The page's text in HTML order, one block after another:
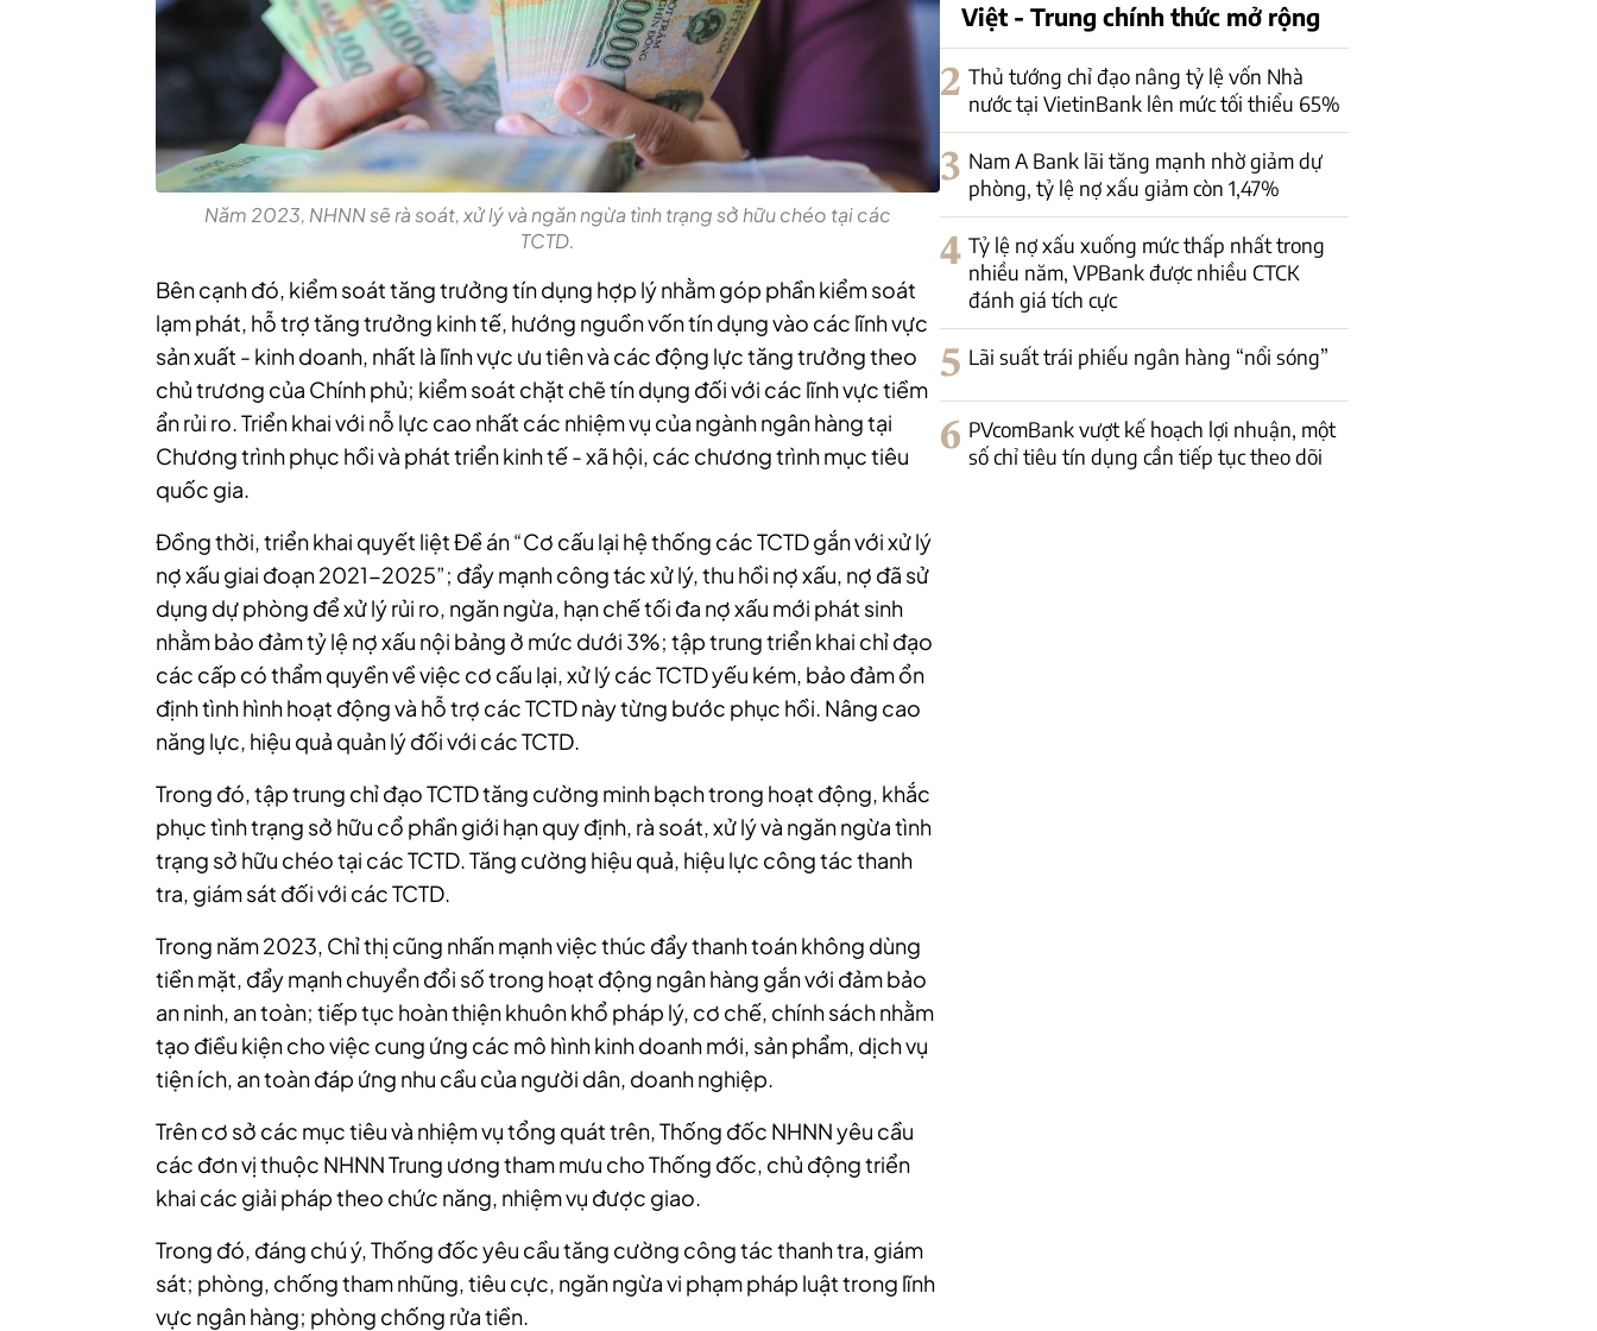
Năm 2023, NHNN sẽ rà soát, xử lý và ngăn ngừa tình trạng sở hữu chéo tại các
TCTD.
Bên cạnh đó, kiểm soát tăng trưởng tín dụng hợp lý nhằm góp phần kiểm soát
lạm phát, hỗ trợ tăng trưởng kinh tế, hướng nguồn vốn tín dụng vào các lĩnh vực
sản xuất - kinh doanh, nhất là lĩnh vực ưu tiên và các động lực tăng trưởng theo
chủ trương của Chính phủ; kiểm soát chặt chẽ tín dụng đối với các lĩnh vực tiềm
ẩn rủi ro. Triển khai với nỗ lực cao nhất các nhiệm vụ của ngành ngân hàng tại
Chương trình phục hồi và phát triển kinh tế - xã hội, các chương trình mục tiêu
quốc gia.
Đồng thời, triển khai quyết liệt Đề án “Cơ cấu lại hệ thống các TCTD gắn với xử lý
nợ xấu giai đoạn 2021-2025”; đẩy mạnh công tác xử lý, thu hồi nợ xấu, nợ đã sử
dụng dự phòng để xử lý rủi ro, ngăn ngừa, hạn chế tối đa nợ xấu mới phát sinh
nhằm bảo đảm tỷ lệ nợ xấu nội bảng ở mức dưới 3%; tập trung triển khai chỉ đạo
các cấp có thẩm quyền về việc cơ cấu lại, xử lý các TCTD yếu kém, bảo đảm ổn
định tình hình hoạt động và hỗ trợ các TCTD này từng bước phục hồi. Nâng cao
năng lực, hiệu quả quản lý đối với các TCTD.
Trong đó, tập trung chỉ đạo TCTD tăng cường minh bạch trong hoạt động, khắc
phục tình trạng sở hữu cổ phần giới hạn quy định, rà soát, xử lý và ngăn ngừa tình
trạng sở hữu chéo tại các TCTD. Tăng cường hiệu quả, hiệu lực công tác thanh
tra, giám sát đối với các TCTD.
Trong năm 2023, Chỉ thị cũng nhấn mạnh việc thúc đẩy thanh toán không dùng
tiền mặt, đẩy mạnh chuyển đổi số trong hoạt động ngân hàng gắn với đảm bảo
an ninh, an toàn; tiếp tục hoàn thiện khuôn khổ pháp lý, cơ chế, chính sách nhằm
tạo điều kiện cho việc cung ứng các mô hình kinh doanh mới, sản phẩm, dịch vụ
tiện ích, an toàn đáp ứng nhu cầu của người dân, doanh nghiệp.
Trên cơ sở các mục tiêu và nhiệm vụ tổng quát trên, Thống đốc NHNN yêu cầu
các đơn vị thuộc NHNN Trung ương tham mưu cho Thống đốc, chủ động triển
khai các giải pháp theo chức năng, nhiệm vụ được giao.
Trong đó, đáng chú ý, Thống đốc yêu cầu tăng cường công tác thanh tra, giám
sát; phòng, chống tham nhũng, tiêu cực, ngăn ngừa vi phạm pháp luật trong lĩnh
vực ngân hàng; phòng chống rửa tiền.
Việt - Trung chính thức mở rộng
2 Thủ tướng chỉ đạo nâng tỷ lệ vốn Nhà
nước tại VietinBank lên mức tối thiểu 65%
3 Nam A Bank lãi tăng mạnh nhờ giảm dự
phòng, tỷ lệ nợ xấu giảm còn 1,47%
4 Tỷ lệ nợ xấu xuống mức thấp nhất trong
nhiều năm, VPBank được nhiều CTCK
đánh giá tích cực
5 Lãi suất trái phiếu ngân hàng “nổi sóng”
6 PVcomBank vượt kế hoạch lợi nhuận, một
số chỉ tiêu tín dụng cần tiếp tục theo dõi